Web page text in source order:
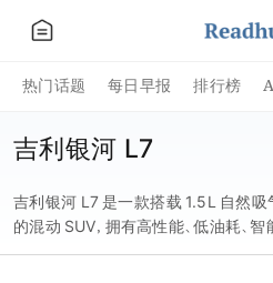
热门话题 每日早报 排行榜
吉利银河 L7
吉利银河 L7 是一款搭载 1.5L 自然
的混动 SUV，拥有高性能、低油耗、智